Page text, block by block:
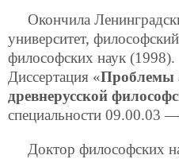
Окончила
университет,
философских наук (1998).
Диссертация «Проблемы
древнерусской
специальности 09.00.03
Доктор философских